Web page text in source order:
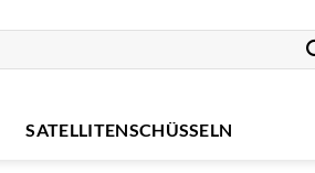
SATELLITENSCHÜSSELN